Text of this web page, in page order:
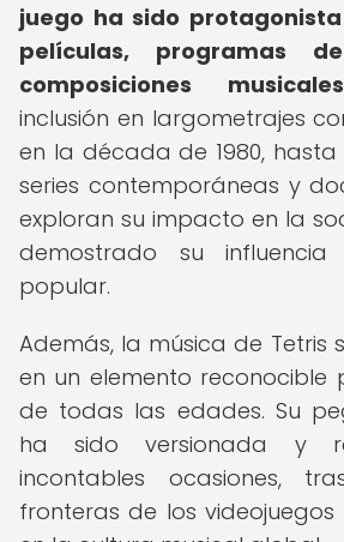
juego ha sido
películas, programas
composiciones
inclusión en largometrajes
en la década de 1980, hasta
series contemporáneas y
exploran su impacto en la
demostrado su
popular.
Además, la música de Tetris
en un elemento reconocible
de todas las edades. Su
ha sido versionada y
incontables ocasiones,
fronteras de los